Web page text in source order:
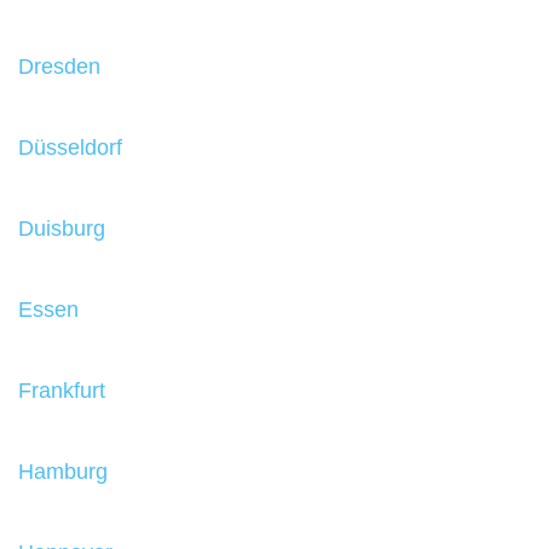
Dresden
Düsseldorf
Duisburg
Essen
Frankfurt
Hamburg